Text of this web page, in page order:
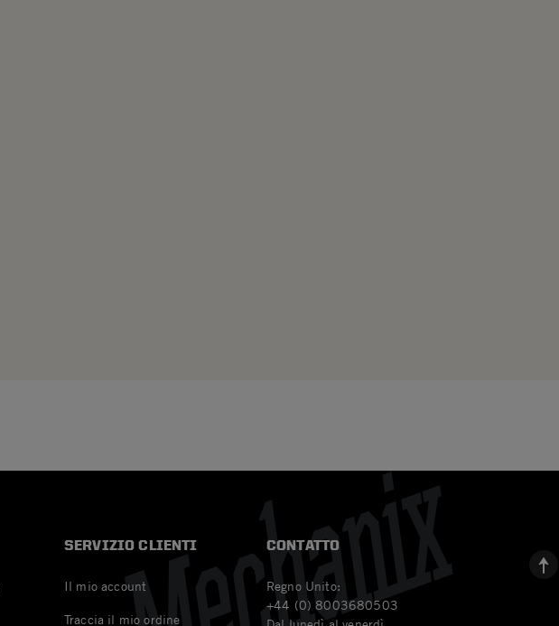
SERVIZIO CLIENTI
Il mio account
Traccia il mio ordine
CONTATTO
Regno Unito:
+44 (0) 8003680503